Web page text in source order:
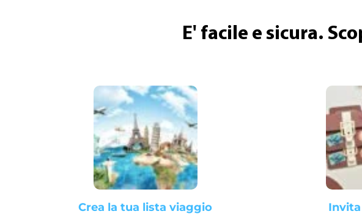
E' facile e sicura.
Crea la tua lista viaggio